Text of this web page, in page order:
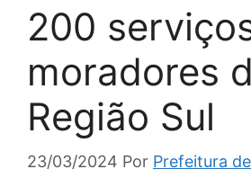
200
moradores
Região Sul
23/03/2024 Por Prefeitura